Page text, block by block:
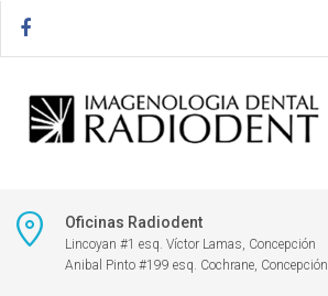
Oficinas Radiodent
Lincoyan #1 esq. Víctor Lamas, Concepción
Anibal Pinto #199 esq. Cochrane, Concepción